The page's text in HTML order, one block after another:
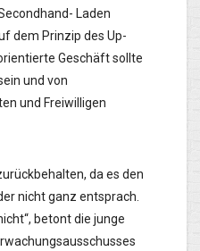
Laden
dem Prinzip des Up-
Geschäft sollte
und von
und Freiwilligen
da es den
nicht ganz entsprach.
betont die junge